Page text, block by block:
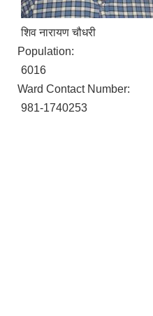
शिव नारायण चौधरी
Population:
6016
Ward Contact Number:
981-1740253